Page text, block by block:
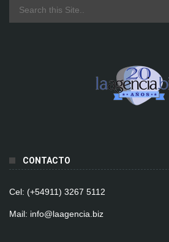
CONTACTO
Cel: (+54911) 3267 5112
Mail: info@laagencia.biz